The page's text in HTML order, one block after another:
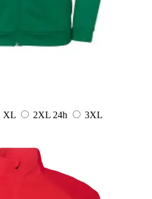
XL 2XL 24h
3XL